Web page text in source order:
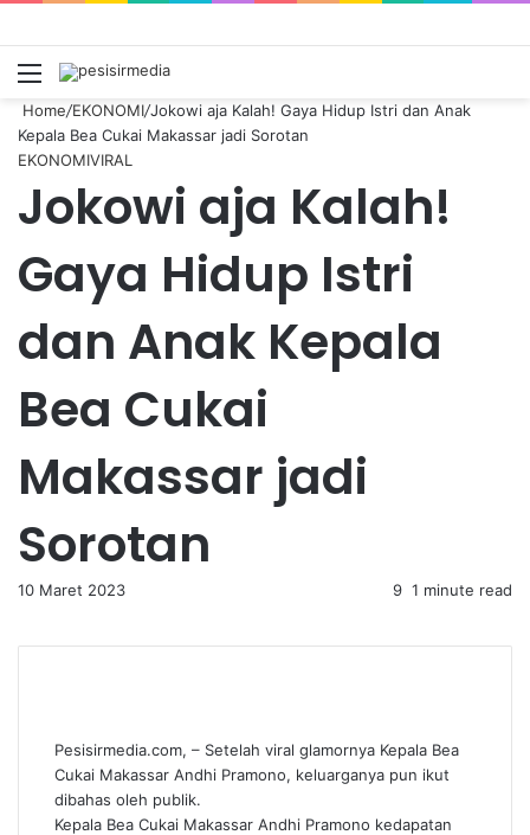
Menu
Home/EKONOMI/Jokowi aja Kalah! Gaya Hidup Istri dan Anak
Kepala Bea Cukai Makassar jadi Sorotan
EKONOMIVIRAL
Jokowi aja Kalah!
Gaya Hidup Istri
dan Anak Kepala
Bea Cukai
Makassar jadi
Sorotan
10 Maret 2023 9 1 minute read
Pesisirmedia.com, – Setelah viral glamornya Kepala Bea
Cukai Makassar Andhi Pramono, keluarganya pun ikut
dibahas oleh publik.
Kepala Bea Cukai Makassar Andhi Pramono kedapatan